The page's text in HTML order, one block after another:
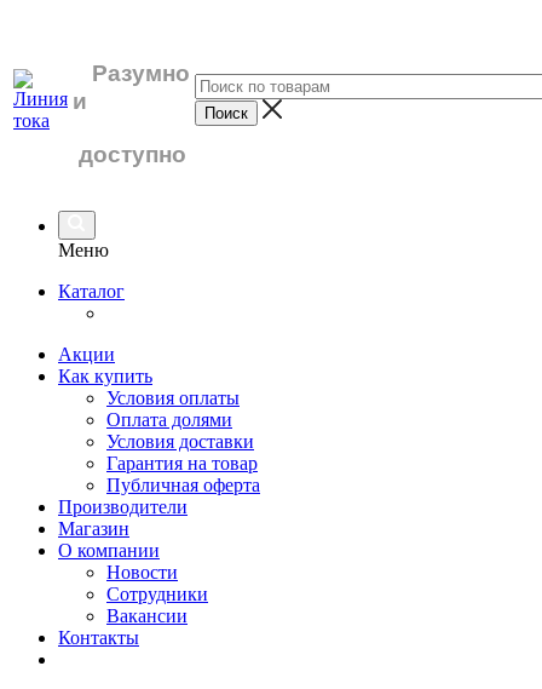
Разумно
и
доступно
Меню
Каталог
Акции
Как купить
Условия оплаты
Оплата долями
Условия доставки
Гарантия на товар
Публичная оферта
Производители
Магазин
О компании
Новости
Сотрудники
Вакансии
Контакты